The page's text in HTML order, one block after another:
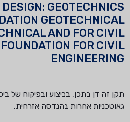
GEOTECHNICS
GEOTECHNICAL
AND FOR CIVIL
FOR CIVIL
ENGINEERING
תקן זה דן בתכן, בביצוע ובפיקוח של
גאוטכניות אחרות בהנדסה אזרחית.